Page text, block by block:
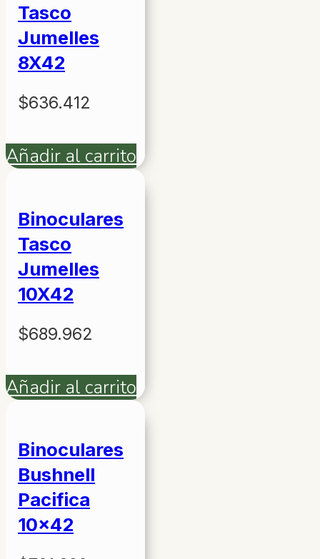
Tasco
Jumelles
8X42
$636.412
Añadir al carrito
Binoculares
Tasco
Jumelles
10X42
$689.962
Añadir al carrito
Binoculares
Bushnell
Pacifica
10×42